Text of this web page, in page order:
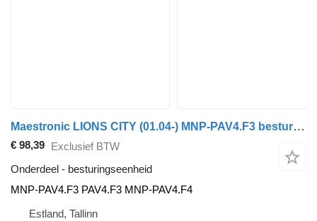
Maestronic LIONS CITY (01.04-) MNP-PAV4.F3 besturingseenheid voor MAN bus
€ 98,39 Exclusief BTW
Onderdeel - besturingseenheid
MNP-PAV4.F3 PAV4.F3 MNP-PAV4.F4
Estland, Tallinn